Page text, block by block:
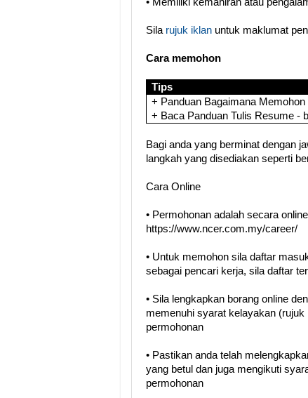
Sila rujuk iklan untuk maklumat
Cara memohon
Tips
+ Panduan Bagaimana
+ Baca Panduan Tulis Resume -
Bagi anda yang berminat dengan
langkah yang disediakan seperti
Cara Online
• Permohonan adalah secara
https://www.ncer.com.my/career/
• Untuk memohon sila daftar
sebagai pencari kerja, sila daftar
• Sila lengkapkan borang online
memenuhi syarat kelayakan
permohonan
• Pastikan anda telah
yang betul dan juga mengikuti
permohonan